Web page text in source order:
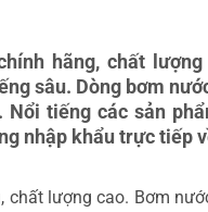
hãng, chất
sâu. Dòng bơm
tiếng các sản
nhập khẩu trực tiếp
chất lượng cao. Bơm